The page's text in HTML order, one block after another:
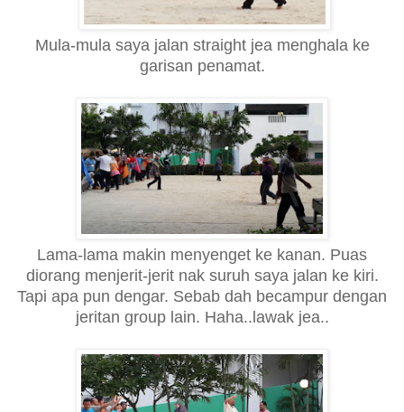
Mula-mula saya jalan straight jea menghala ke
garisan penamat.
Lama-lama makin menyenget ke kanan. Puas
diorang menjerit-jerit nak suruh saya jalan ke kiri.
Tapi apa pun dengar. Sebab dah becampur dengan
jeritan group lain. Haha..lawak jea..